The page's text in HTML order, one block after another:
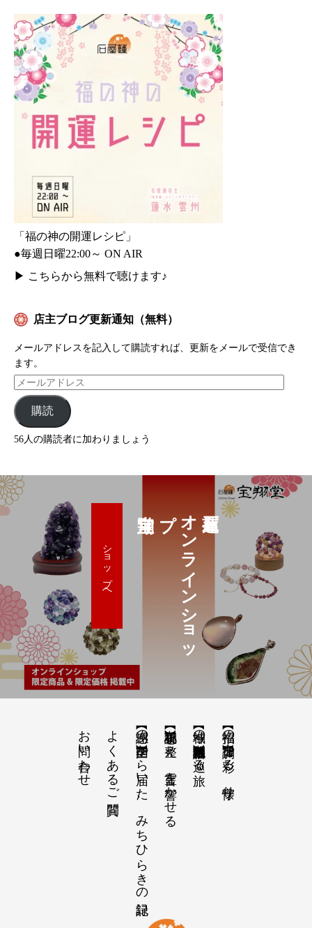
「福の神の開運レシピ」
●毎週日曜22:00～ ON AIR
▶ こちらから無料で聴けます♪
店主ブログ更新通知（無料）
メールアドレスを記入して購読すれば、更新をメールで受信でき
ます。
購読
56人の購読者に加わりましょう
オ
ン
ラ
イ
ン
シ
ョ
ッ
プ
ショップへ
【招福の調律】日々を彩る、懐守り
【神域の系譜】神社仏閣・自然を巡る旅
【祝詞集】心を整え、言霊を響かせる
【感謝の声】全国から届いた、みちひらきの記録
よくあるご質問
お問い合わせ